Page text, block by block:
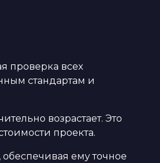
проверка всех
стандартам и
возрастает. Это
проекта.
ему точное